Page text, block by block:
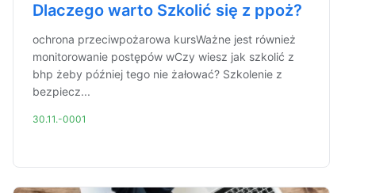
Dlaczego warto Szkolić się z ppoż?
ochrona przeciwpożarowa kursWażne jest również
monitorowanie postępów wCzy wiesz jak szkolić z
bhp żeby później tego nie żałować? Szkolenie z
bezpiecz...
30.11.-0001